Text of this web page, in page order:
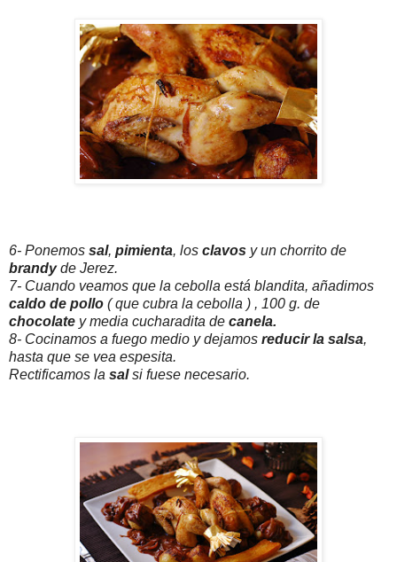
6- Ponemos sal, pimienta, los clavos y un chorrito de
brandyde Jerez.
7- Cuando veamos que la cebolla está blandita, añadimos
caldo de pollo ( que cubra la cebolla ) , 100 g. de
chocolate y media cucharadita de canela.
8- Cocinamos a fuego medio y dejamos reducir la salsa,
hasta que se vea espesita.
Rectificamos la salsi fuese necesario.